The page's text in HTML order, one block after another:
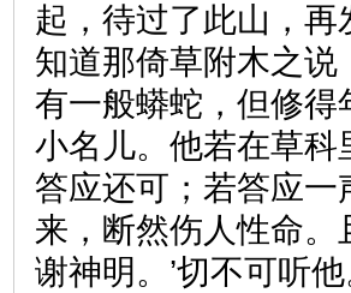
起，待过了此山，
知道那倚草附木之
有一般蟒蛇，但修
小名儿。他若在草
答应还可；若答应
来，断然伤人性命。
谢神明。’切不可听